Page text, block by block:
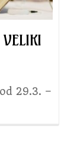
VELIKI
29.3. –